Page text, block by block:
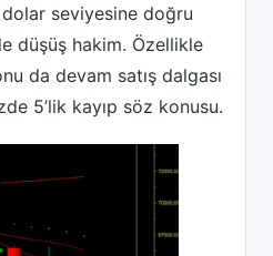
seviyesine doğru
düşüş hakim. Özellikle
da devam satış dalgası
5’lik kayıp söz konusu.